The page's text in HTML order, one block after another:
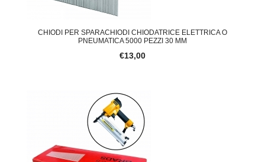
CHIODI PER SPARACHIODI CHIODATRICE ELETTRICA O
PNEUMATICA 5000 PEZZI 30 MM
€13,00